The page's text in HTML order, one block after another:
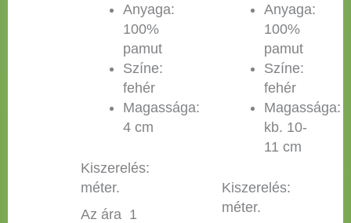
Anyaga:
100%
pamut
Színe:
fehér
Magassága:
4 cm
Kiszerelés:
méter.
Az ára 1
Anyaga:
100%
pamut
Színe:
fehér
Magassága:
kb. 10-
11 cm
Kiszerelés:
méter.